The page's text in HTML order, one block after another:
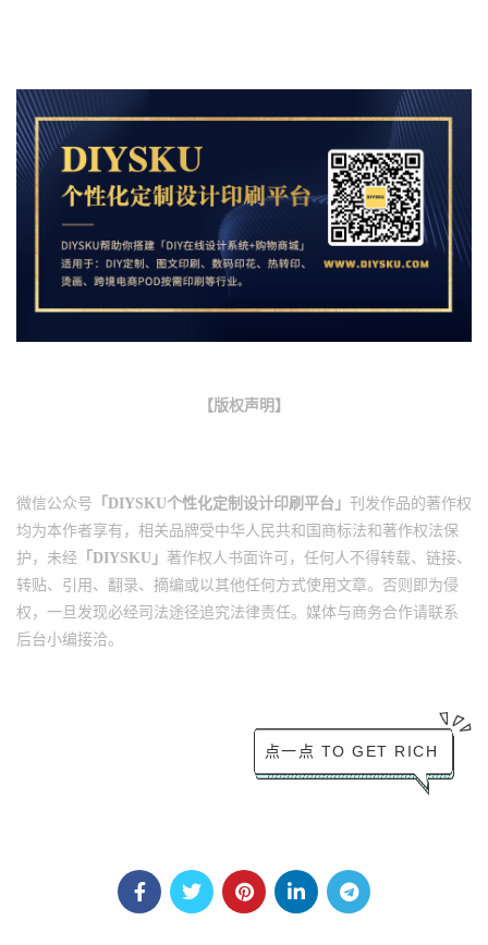
【版权声明】
微信公众号 「DIYSKU个性化定制设计印刷平台」 刊发作品的著作权
均为本作者享有，相关品牌受中华人民共和国商标法和著作权法保
护，未经 「DIYSKU」 著作权人书面许可，任何人不得转载、链接、
转贴、引用、翻录、摘编或以其他任何方式使用文章。否则即为侵
权，一旦发现必经司法途径追究法律责任。 媒体与商务合作请联系
后台小编接洽。
点一点 TO GET RICH